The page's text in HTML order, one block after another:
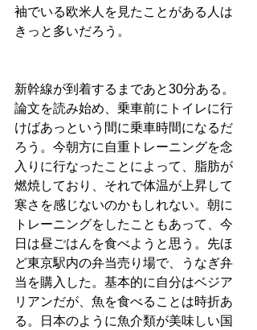
袖でいる欧米人を見たことがある人は
きっと多いだろう。
新幹線が到着するまであと30分ある。
論文を読み始め、乗車前にトイレに行
けばあっという間に乗車時間になるだ
ろう。今朝方に自重トレーニングを念
入りに行なったことによって、脂肪が
燃焼しており、それで体温が上昇して
寒さを感じないのかもしれない。朝に
トレーニングをしたこともあって、今
日は昼ごはんを食べようと思う。先ほ
ど東京駅内の弁当売り場で、うなぎ弁
当を購入した。基本的に自分はベジア
リアンだが、魚を食べることは時折あ
る。日本のように魚介類が美味しい国